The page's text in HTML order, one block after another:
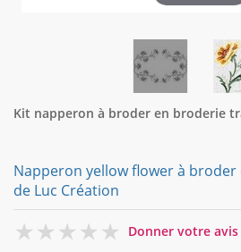
Kit napperon à broder en broderie
Napperon yellow flower à
de Luc Création
0
Donner votre avis